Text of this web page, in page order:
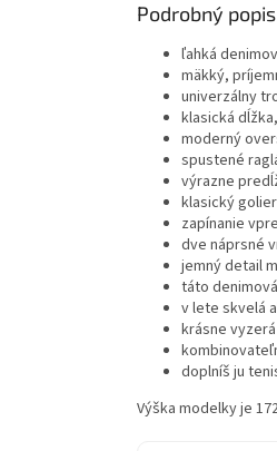
Podrobný popis
ľahká
mäkký,
univerzálny
klasická
moderný
spustené
výrazne
klasický
zapínanie
dve náprsné
jemný detail
táto
v lete skvelá
krásne
doplníš ju
Výška modelky je